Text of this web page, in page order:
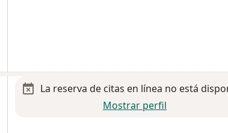
La reserva de citas en línea no está
Mostrar perfil